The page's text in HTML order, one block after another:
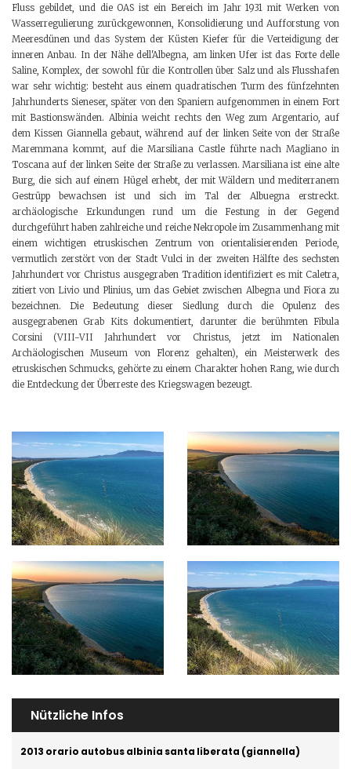
Fluss gebildet, und die OAS ist ein Bereich im Jahr 1931 mit Werken von
Wasserregulierung zurückgewonnen, Konsolidierung und Aufforstung von
Meeresdünen und das System der Küsten Kiefer für die Verteidigung der
inneren Anbau. In der Nähe dell'Albegna, am linken Ufer ist das Forte delle
Saline, Komplex, der sowohl für die Kontrollen über Salz und als Flusshafen
war sehr wichtig: besteht aus einem quadratischen Turm des fünfzehnten
Jahrhunderts Sieneser, später von den Spaniern aufgenommen in einem Fort
mit Bastionswänden. Albinia weicht rechts den Weg zum Argentario, auf
dem Kissen Giannella gebaut, während auf der linken Seite von der Straße
Maremmana kommt, auf die Marsiliana Castle führte nach Magliano in
Toscana auf der linken Seite der Straße zu verlassen. Marsiliana ist eine alte
Burg, die sich auf einem Hügel erhebt, der mit Wäldern und mediterranem
Gestrüpp bewachsen ist und sich im Tal der Albuegna erstreckt.
archäologische Erkundungen rund um die Festung in der Gegend
durchgeführt haben zahlreiche und reiche Nekropole im Zusammenhang mit
einem wichtigen etruskischen Zentrum von orientalisierenden Periode,
vermutlich zerstört von der Stadt Vulci in der zweiten Hälfte des sechsten
Jahrhundert vor Christus ausgegraben Tradition identifiziert es mit Caletra,
zitiert von Livio und Plinius, um das Gebiet zwischen Albegna und Fiora zu
bezeichnen. Die Bedeutung dieser Siedlung durch die Opulenz des
ausgegrabenen Grab Kits dokumentiert, darunter die berühmten Fibula
Corsini (VIII-VII Jahrhundert vor Christus, jetzt im Nationalen
Archäologischen Museum von Florenz gehalten), ein Meisterwerk des
etruskischen Schmucks, gehörte zu einem Charakter hohen Rang, wie durch
die Entdeckung der Überreste des Kriegswagen bezeugt.
Nützliche Infos
2013 orario autobus albinia santa liberata (giannella)